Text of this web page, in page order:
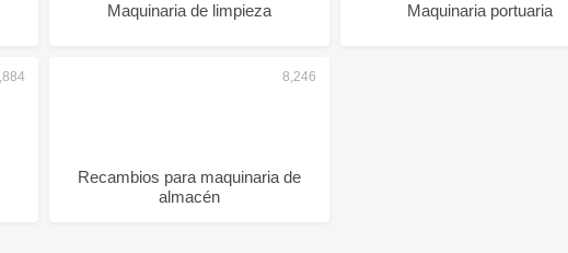
Maquinaria de limpieza Maquinaria portuaria
Recambios para maquinaria de
almacén